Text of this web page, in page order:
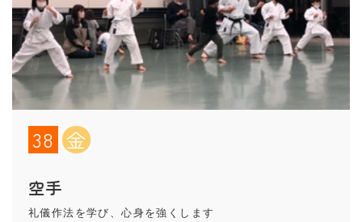
38 金
空手
礼儀作法を学び、心身を強くします